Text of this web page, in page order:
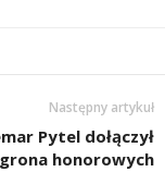
Następny artykuł
Pytel dołączył
honorowych